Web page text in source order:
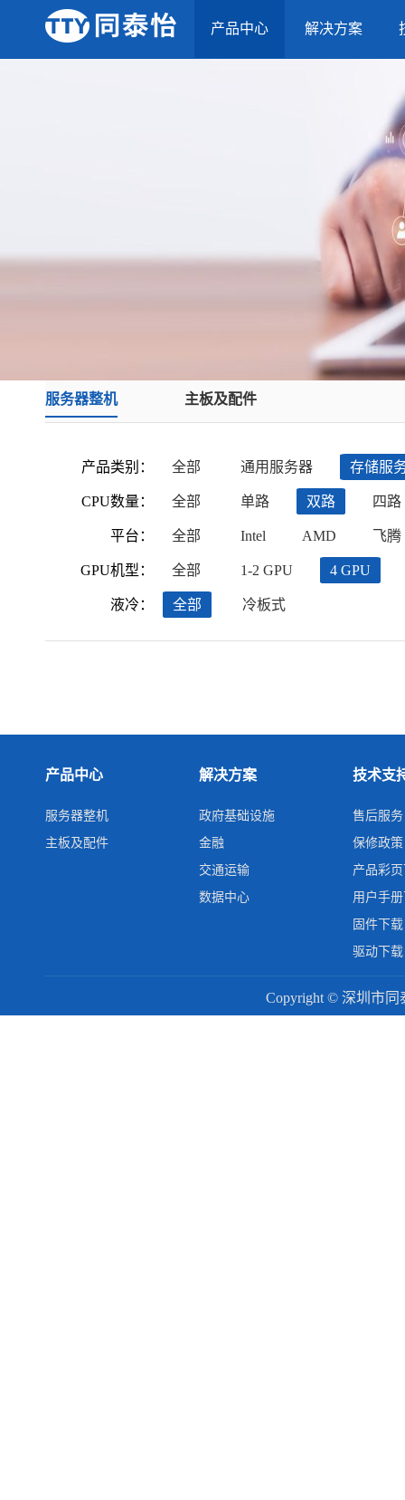
产品中心 解决方案
服务器整机 主板及配件
产品类别：
CPU数量：
平台：
GPU机型：
液冷：
全部 通用服务器 存储服
全部 单路 双路 四路
全部 Intel AMD 飞腾
全部 1-2 GPU 4 GPU
全部 冷板式
产品中心
服务器整机
主板及配件
解决方案
政府基础设施
金融
交通运输
数据中心
技术支
售后服务
保修政策
产品彩
用户手
固件下载
驱动下载
Copyright © 深圳市同